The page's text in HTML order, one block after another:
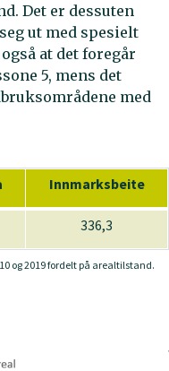
Det er dessuten
ut med spesielt
at det foregår
5, mens det
med
Innmarksbeite
336,3
og 2019 fordelt på arealtilstand.